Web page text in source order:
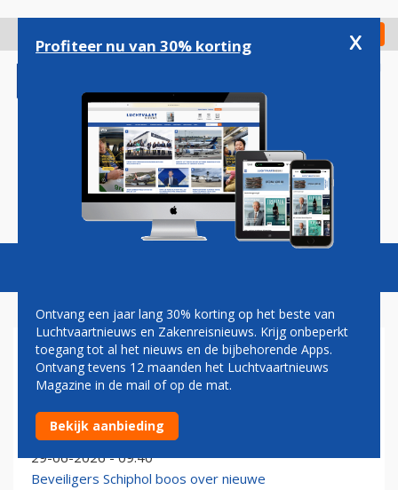
gaan
Check in
Magazine Podcasts Vacatures
AANBESTEDING
Billenknijpen voor grondpersoneel Schiphol: welke
afhandelaren mogen blijven?
29-06-2026 - 09:40
Beveiligers Schiphol boos over nieuwe
Profiteer nu van 30% korting x
Ontvang een jaar lang 30% korting op het beste van
Luchtvaartnieuws en Zakenreisnieuws. Krijg onbeperkt
toegang tot al het nieuws en de bijbehorende Apps.
Ontvang tevens 12 maanden het Luchtvaartnieuws
Magazine in de mail of op de mat.
Bekijk aanbieding